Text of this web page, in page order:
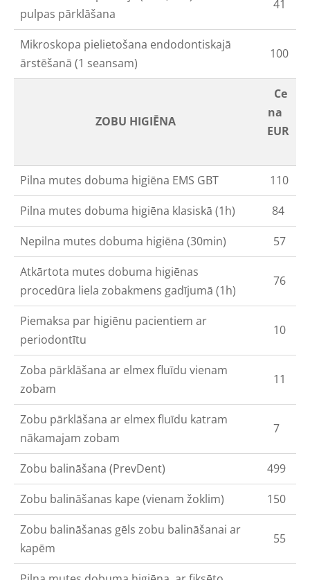
pulpas pārklāšana
41
Mikroskopa pielietošana endodontiskajā
ārstēšanā (1 seansam)
100
ZOBU HIGIĒNA
Ce
na
EUR
Pilna mutes dobuma higiēna EMS GBT
110
Pilna mutes dobuma higiēna klasiskā (1h)
84
Nepilna mutes dobuma higiēna (30min)
57
Atkārtota mutes dobuma higiēnas
procedūra liela zobakmens gadījumā (1h)
76
Piemaksa par higiēnu pacientiem ar
periodontītu
10
Zoba pārklāšana ar elmex fluīdu vienam
zobam
11
Zobu pārklāšana ar elmex fluīdu katram
nākamajam zobam
7
Zobu balināšana (PrevDent)
499
Zobu balināšanas kape (vienam žoklim)
150
Zobu balināšanas gēls zobu balināšanai ar
kapēm
55